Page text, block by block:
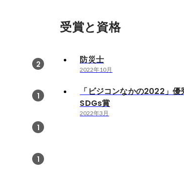
2
1
1
1
受賞と資格
防災士
2022年10月
「ビジコンなかの2022」優
SDGs賞
2022年3月